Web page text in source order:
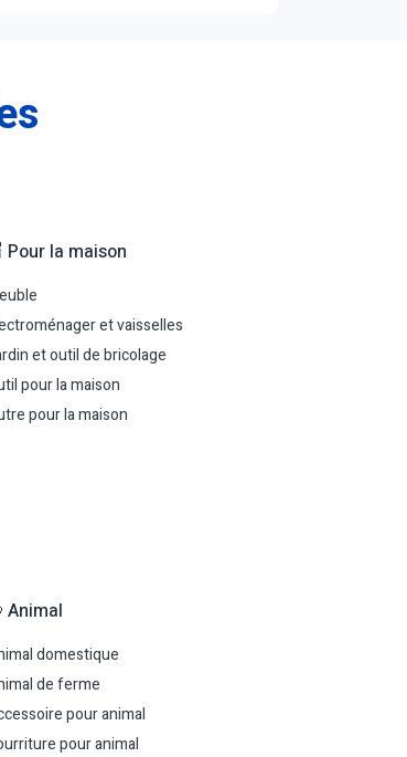
Pour la maison
et vaisselles
et outil de bricolage
pour la maison
pour la maison
Animal
domestique
de ferme
pour animal
pour animal